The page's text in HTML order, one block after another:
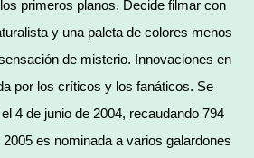
primeros planos. Decide filmar con
y una paleta de colores menos
de misterio. Innovaciones en
por los críticos y los fanáticos. Se
4 de junio de 2004, recaudando 794
es nominada a varios galardones